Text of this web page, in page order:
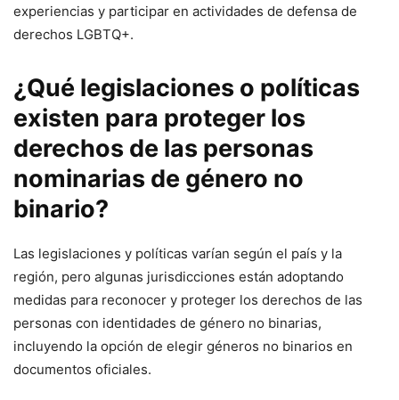
experiencias y participar en actividades de defensa de
derechos LGBTQ+.
¿Qué legislaciones o políticas
existen para proteger los
derechos de las personas
nominarias de género no
binario?
Las legislaciones y políticas varían según el país y la
región, pero algunas jurisdicciones están adoptando
medidas para reconocer y proteger los derechos de las
personas con identidades de género no binarias,
incluyendo la opción de elegir géneros no binarios en
documentos oficiales.